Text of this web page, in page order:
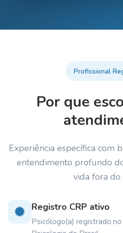
Profissional
Por que
Experiência específica com
entendimento profundo
vida fora do
Registro CRP ativo
Psicólogo(a) registrado